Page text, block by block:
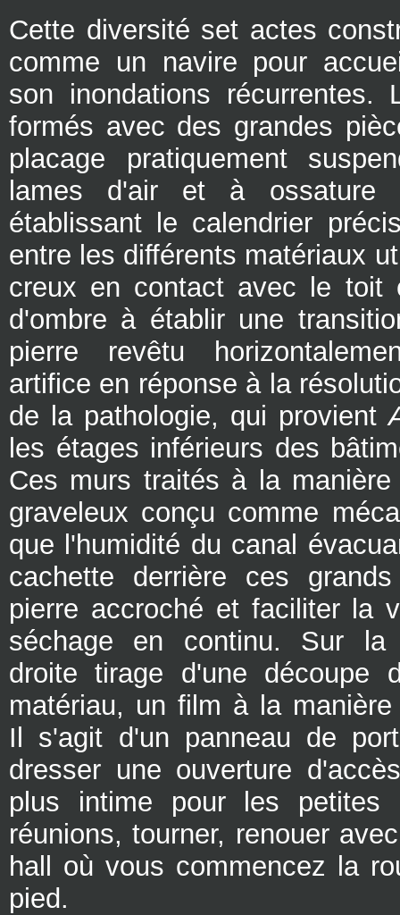
Cette diversité set actes
comme un navire pour
son inondations récurrentes.
formés avec des grandes
placage pratiquement
lames d'air et à ossature
établissant le calendrier
entre les différents matériaux
creux en contact avec le toit
d'ombre à établir une
pierre revêtu
artifice en réponse à la
de la pathologie, qui provient
les étages inférieurs des
Ces murs traités à la manière
graveleux conçu comme
que l'humidité du canal
cachette derrière ces
pierre accroché et faciliter la
séchage en continu. Sur la
droite tirage d'une découpe
matériau, un film à la manière
Il s'agit d'un panneau de
dresser une ouverture
plus intime pour les petites
réunions, tourner, renouer
hall où vous commencez la
pied.